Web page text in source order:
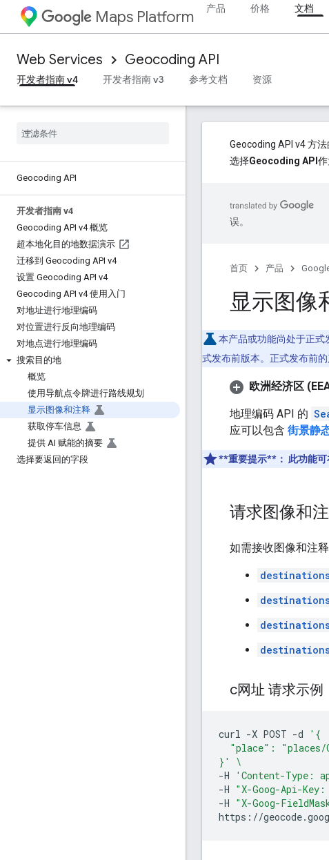
Maps Platform 产品 价格 文档
Web Services Geocoding API
开发者指南 v4
开发者指南 v3 参考文档 资源
Geocoding API
开发者指南 v4
Geocoding API v4 概览
超本地化目的地数据演示
迁移到 Geocoding API v4
设置 Geocoding API v4
Geocoding API v4 使用入门
对地址进行地理编码
对位置进行反向地理编码
对地点进行地理编码
搜索目的地
概览
使用导航点令牌进行路线规划
显示图像和注释
获取停车信息
提供 AI 赋能的摘要
选择要返回的字段
Geocoding API v4 方
选择Geocoding API 作
误。
首页 产品
显示图像
本产品或功能尚处于正式
式发布前版本。正式发布前
欧洲经济区
地理编码 API 的
应可以包含 街景静
**重要提示**： 此功能可
请求图像和
如需接收图像和注
c网址 请求示例
curl -X POST -d
'{
"place":
}'
\
-H
'Content-Type:
-H "X-Goog-Api-Key:
-H "X-Goog-